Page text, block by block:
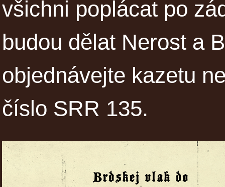
všichni poplácat po
budou dělat Nerost a
objednávejte kazetu
číslo SRR 135.